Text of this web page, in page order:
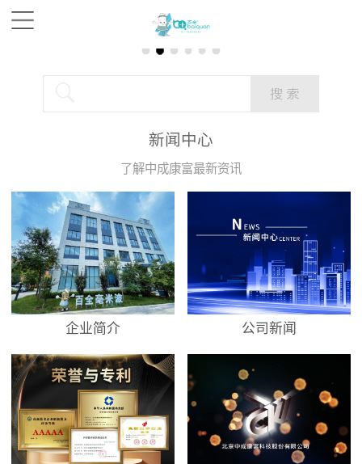
新闻中心
了解中成康富最新资讯
企业简介 公司新闻